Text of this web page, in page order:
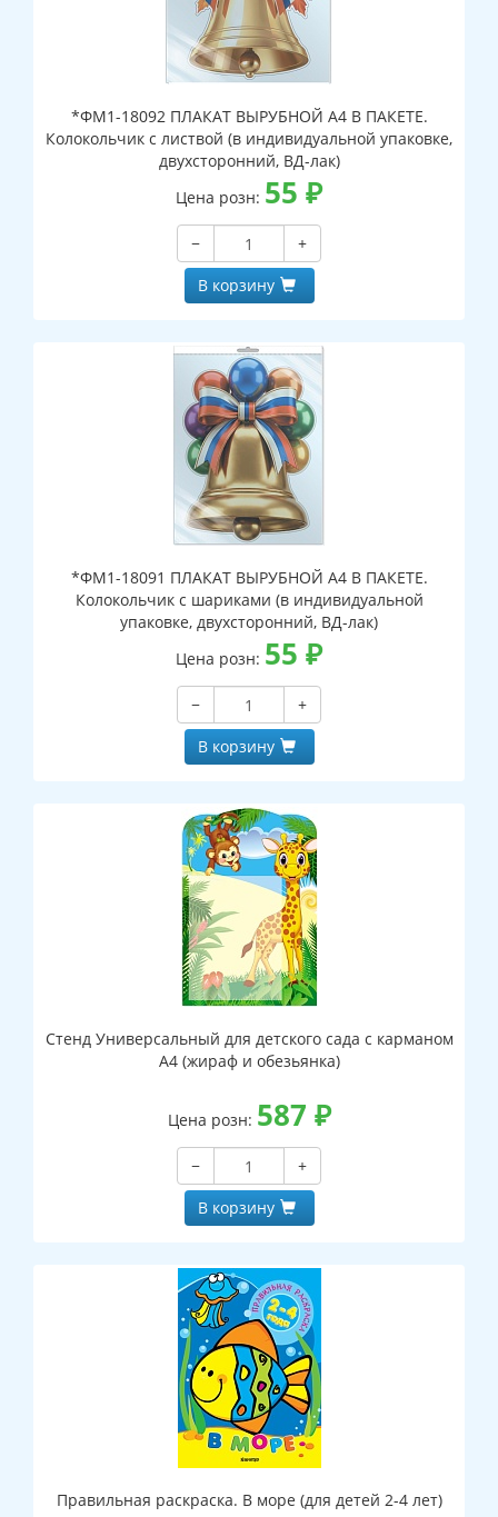
*ФМ1-18092 ПЛАКАТ ВЫРУБНОЙ А4 В ПАКЕТЕ.
Колокольчик с листвой (в индивидуальной упаковке,
двухсторонний, ВД-лак)
Цена розн: 55 ₽
−
+
В корзину
*ФМ1-18091 ПЛАКАТ ВЫРУБНОЙ А4 В ПАКЕТЕ.
Колокольчик с шариками (в индивидуальной
упаковке, двухсторонний, ВД-лак)
Цена розн: 55 ₽
−
+
В корзину
Стенд Универсальный для детского сада с карманом
А4 (жираф и обезьянка)
Цена розн: 587 ₽
−
+
В корзину
Правильная раскраска. В море (для детей 2-4 лет)